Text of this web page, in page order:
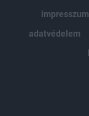
impresszum
adatvédelem